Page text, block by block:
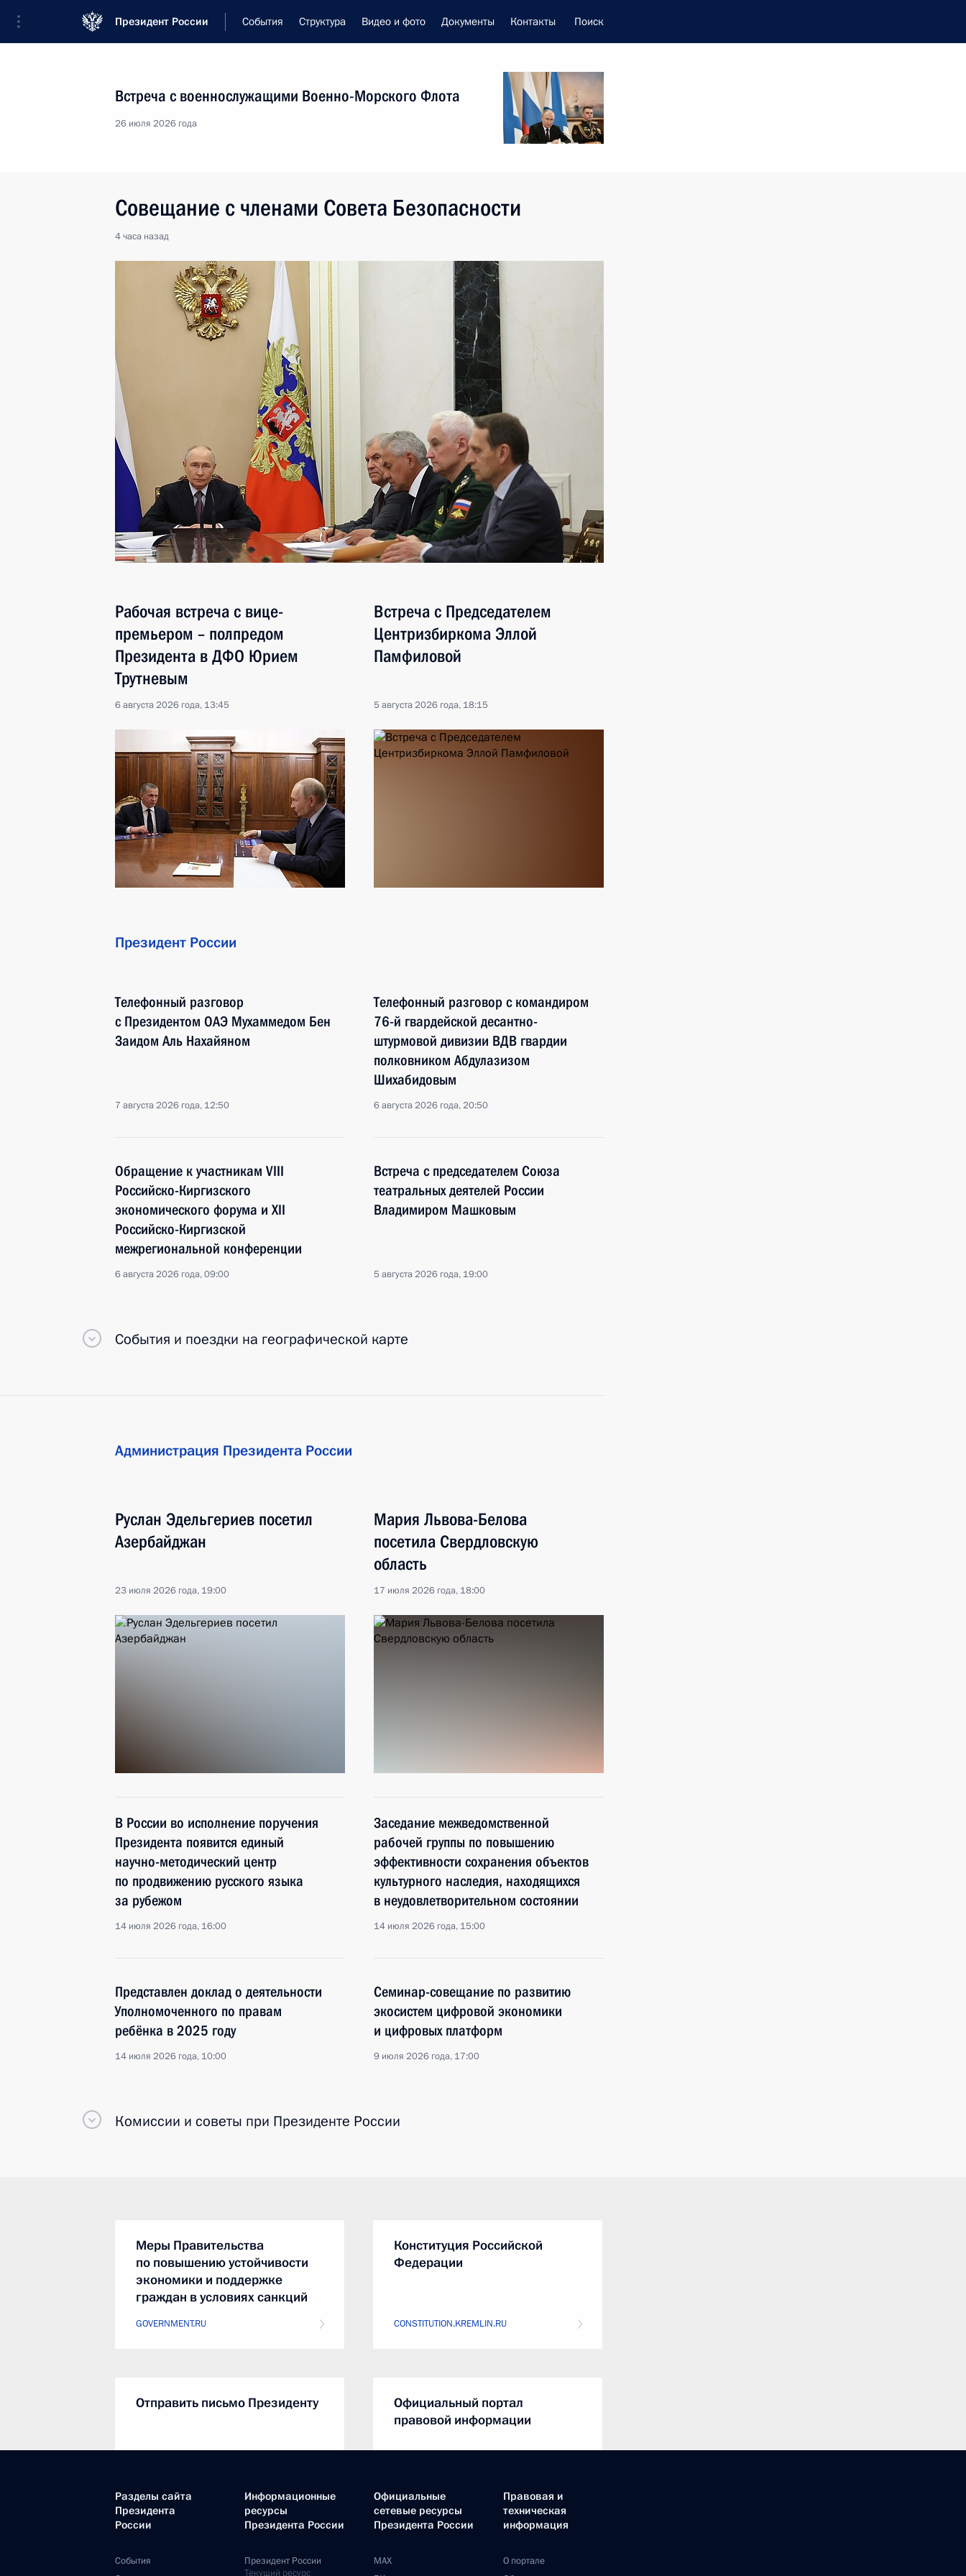
Президент России События Структура Видео и фото Документы Контакты Поиск
Встреча с военнослужащими Военно-Морского Флота
26 июля 2026 года
Совещание с членами Совета Безопасности
4 часа назад
Рабочая встреча с вице-
премьером – полпредом
Президента в ДФО Юрием
Трутневым
6 августа 2026 года, 13:45
Встреча с Председателем
Центризбиркома Эллой
Памфиловой
5 августа 2026 года, 18:15
Президент России
Телефонный разговор
с Президентом ОАЭ Мухаммедом Бен
Заидом Аль Нахайяном
7 августа 2026 года, 12:50
Телефонный разговор с командиром
76-й гвардейской десантно-
штурмовой дивизии ВДВ гвардии
полковником Абдулазизом
Шихабидовым
6 августа 2026 года, 20:50
Обращение к участникам VIII
Российско-Киргизского
экономического форума и XII
Российско-Киргизской
межрегиональной конференции
6 августа 2026 года, 09:00
Встреча с председателем Союза
театральных деятелей России
Владимиром Машковым
5 августа 2026 года, 19:00
События и поездки на географической карте
Администрация Президента России
Руслан Эдельгериев посетил
Азербайджан
23 июля 2026 года, 19:00
Мария Львова-Белова
посетила Свердловскую
область
17 июля 2026 года, 18:00
В России во исполнение поручения
Президента появится единый
научно-методический центр
по продвижению русского языка
за рубежом
14 июля 2026 года, 16:00
Заседание межведомственной
рабочей группы по повышению
эффективности сохранения объектов
культурного наследия, находящихся
в неудовлетворительном состоянии
14 июля 2026 года, 15:00
Представлен доклад о деятельности
Уполномоченного по правам
ребёнка в 2025 году
14 июля 2026 года, 10:00
Семинар-совещание по развитию
экосистем цифровой экономики
и цифровых платформ
9 июля 2026 года, 17:00
Комиссии и советы при Президенте России
Меры Правительства
по повышению устойчивости
экономики и поддержке
граждан в условиях санкций
GOVERNMENT.RU
Конституция Российской
Федерации
CONSTITUTION.KREMLIN.RU
Отправить письмо Президенту
Официальный портал
правовой информации
Правительство Российской
Разделы сайта
Президента
России
События
Информационные
ресурсы
Президента России
Президент России
Текущий ресурс
Официальные
сетевые ресурсы
Президента России
MAX
Правовая и
техническая
информация
О портале